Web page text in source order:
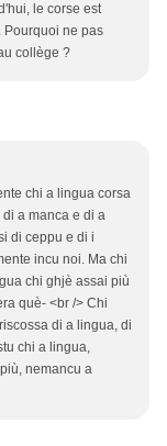
le corse est
Pourquoi ne pas
collège ?
chi a lingua corsa
a manca e di a
di ceppu e di i
incu noi. Ma chi
chi ghjè assai più
què- <br /> Chi
di a lingua, di
chi a lingua,
nemancu a